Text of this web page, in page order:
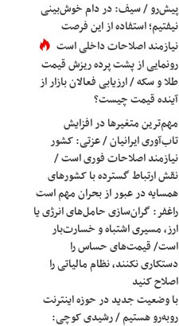
پیش‌رو / سیف: در دام خوش‌بینی
نیفتیم؛ استفاده از این فرصت
نیازمند اصلاحات داخلی است
رونمایی از پشت پرده ریزش قیمت
طلا و سکه / ارزیابی فعالان بازار از
آینده قیمت چیست؟
مهم‌ترین متغیرها در افزایش
تاب‌آوری ایرانیان / عزتی: کشور
نیازمند اصلاحات فوری است /
نقش ارتباط گسترده با کشورهای
همسایه در عبور از بحران مهم است
راغفر: گران‌سازی حامل‌های انرژی یا
ارز، مسیری اشتباه و خسارت‌بار
است/ قیمت‌های حساس را
دستکاری نکنند، نظام مالیاتی را
اصلاح کنید
با وضعیت جدید در حوزه اینترنت
روبه‌رو هستیم / رشیدی کوچی: